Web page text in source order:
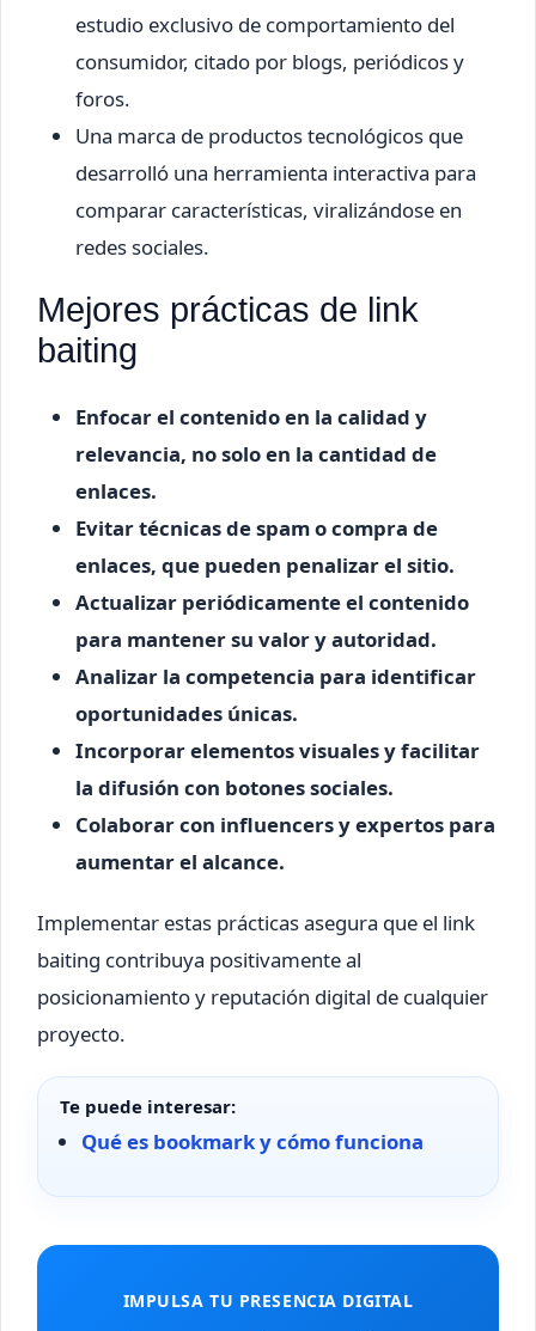
estudio exclusivo de comportamiento del
consumidor, citado por blogs, periódicos y
foros.
Una marca de productos tecnológicos que
desarrolló una herramienta interactiva para
comparar características, viralizándose en
redes sociales.
Mejores prácticas de link
baiting
Enfocar el contenido en la calidad y
relevancia, no solo en la cantidad de
enlaces.
Evitar técnicas de spam o compra de
enlaces, que pueden penalizar el sitio.
Actualizar periódicamente el contenido
para mantener su valor y autoridad.
Analizar la competencia para identificar
oportunidades únicas.
Incorporar elementos visuales y facilitar
la difusión con botones sociales.
Colaborar con influencers y expertos para
aumentar el alcance.
Implementar estas prácticas asegura que el link
baiting contribuya positivamente al
posicionamiento y reputación digital de cualquier
proyecto.
Te puede interesar:
Qué es bookmark y cómo funciona
IMPULSA TU PRESENCIA DIGITAL